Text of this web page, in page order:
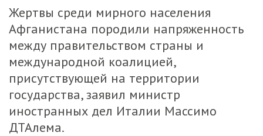
Жертвы среди мирного населения
Афганистана породили напряженность
между правительством страны и
международной коалицией,
присутствующей на территории
государства, заявил министр
иностранных дел Италии Массимо
ДТАлема.